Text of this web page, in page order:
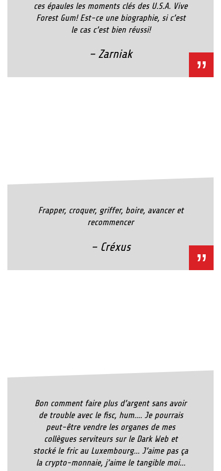
ces épaules les moments clés des U.S.A. Vive
Forest Gum! Est-ce une biographie, si c’est
le cas c’est bien réussi!
– Zarniak
Frapper, croquer, griffer, boire, avancer et
recommencer
– Créxus
Bon comment faire plus d’argent sans avoir
de trouble avec le fisc, hum…. Je pourrais
peut-être vendre les organes de mes
collègues serviteurs sur le Dark Web et
stocké le fric au Luxembourg… J’aime pas ça
la crypto-monnaie, j’aime le tangible moi…